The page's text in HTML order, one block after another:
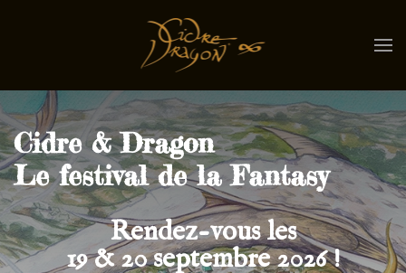
Cidre & Dragon
Le festival de la Fantasy
Rendez-vous les
19 & 20 septembre 2026 !